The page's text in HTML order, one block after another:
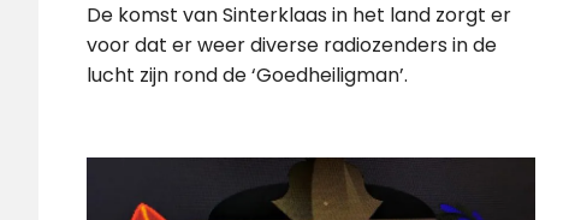
De komst van Sinterklaas in het land zorgt er
voor dat er weer diverse radiozenders in de
lucht zijn rond de ‘Goedheiligman’.